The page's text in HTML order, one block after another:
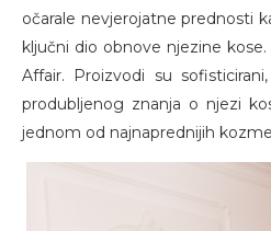
očarale nevjerojatne prednosti
ključni dio obnove njezine
Affair. Proizvodi su
produbljenog znanja o njezi
jednom od najnaprednijih